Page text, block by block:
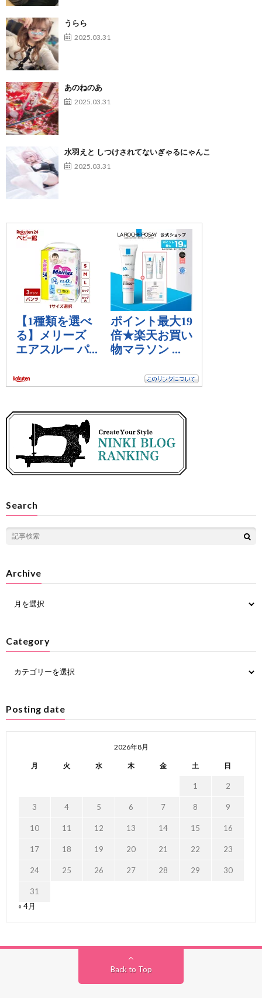
うらら
2025.03.31
あのねのあ
2025.03.31
水羽えと しつけされてないぎゃるにゃんこ
2025.03.31
Search
Archive
Category
Posting date
2026年8月
月 火 水 木 金 土 日
1 2
3 4 5 6 7 8 9
10 11 12 13 14 15 16
17 18 19 20 21 22 23
24 25 26 27 28 29 30
31
« 4月
Back to Top